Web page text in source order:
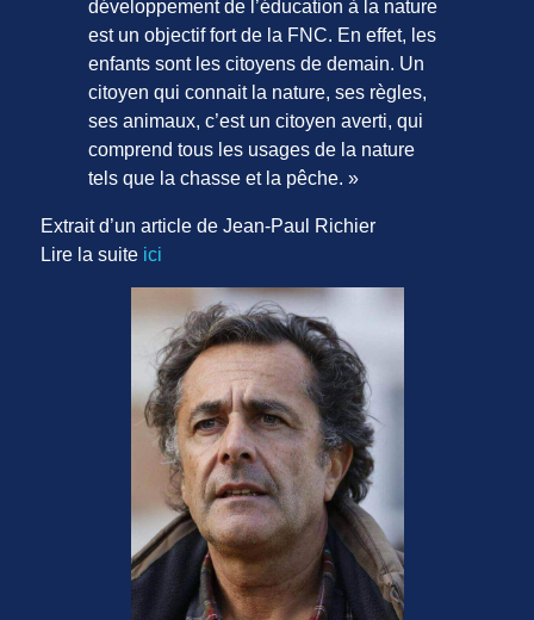
développement de l’éducation à la nature
est un objectif fort de la FNC. En effet, les
enfants sont les citoyens de demain. Un
citoyen qui connait la nature, ses règles,
ses animaux, c’est un citoyen averti, qui
comprend tous les usages de la nature
tels que la chasse et la pêche. »
Extrait d’un article de Jean-Paul Richier
Lire la suite ici